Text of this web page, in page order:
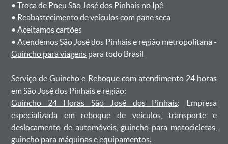
ㅤㅤ• Troca de Pneu São José dos Pinhais no Ipê
ㅤㅤ• Reabastecimento de veículos com pane seca
ㅤㅤ• Aceitamos cartões
ㅤㅤ• Atendemos São José dos Pinhais e região metropolitana -
Guincho para viagenspara todo Brasil
Serviço de Guincho e Reboquecom atendimento 24 horas
em São José dos Pinhais e região:
Guincho 24 Horas São José dos Pinhais: Empresa
especializada em reboque de veículos, transporte e
deslocamento de automóveis, guincho para motocicletas,
guincho para máquinas e equipamentos.